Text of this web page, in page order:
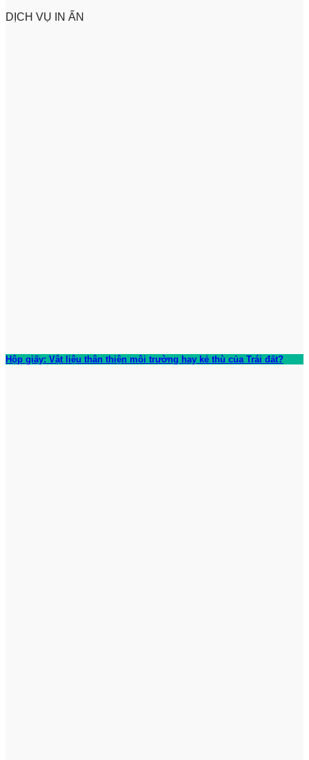
DỊCH VỤ IN ẤN
Hộp giấy: Vật liệu thân thiện môi trường hay kẻ thù của Trái đất?